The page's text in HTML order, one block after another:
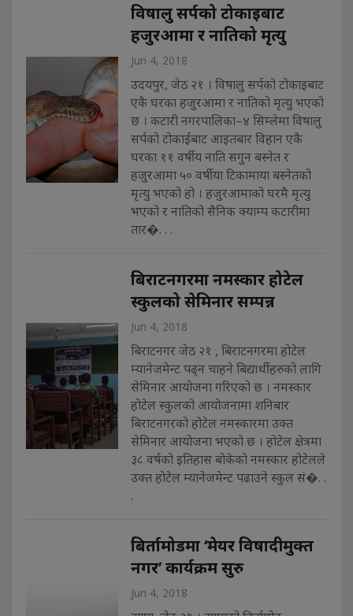
विषालु सर्पको टोकाइबाट
हजुरआमा र नातिको मृत्यु
Jun 4, 2018
उदयपुर, जेठ २१ । विषालु सर्पको टोकाइबाट
एकै घरका हजुरआमा र नातिको मृत्यु भएको
छ । कटारी नगरपालिका–४ सिम्लेमा विषालु
सर्पको टोकाईबाट आइतबार विहान एकै
घरका ११ वर्षीय नाति सगुन बस्नेत र
हजुरआमा ५० वर्षीया टिकामाया बस्नेतको
मृत्यु भएको हो । हजुरआमाको घरमै मृत्यु
भएको र नातिको सैनिक क्याम्प कटारीमा
तार�. . .
बिराटनगरमा नमस्कार होटेल
स्कुलको सेमिनार सम्पन्न
Jun 4, 2018
बिराटनगर जेठ २१ , बिराटनगरमा होटेल
म्यानेजमेन्ट पढ्न चाहने बिद्यार्थीहरुको लागि
सेमिनार आयोजना गरिएको छ । नमस्कार
होटेल स्कुलको आयोजनामा शनिबार
बिराटनगरको होटेल नमस्कारमा उक्त
सेमिनार आयोजना भएको छ । होटेल क्षेत्रमा
३८ वर्षको इतिहास बोकेको नमस्कार होटेलले
उक्त होटेल म्यानेजमेन्ट पढाउने स्कुल सं�. .
.
बिर्तामोडमा ‘मेयर विषादीमुक्त
नगर’ कार्यक्रम सुरु
Jun 4, 2018